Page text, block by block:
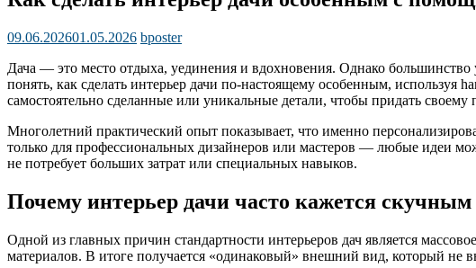
09.06.202601.05.2026 bposter
Дача — это место отдыха, уединения и вдохновения. Однако большинство
понять, как сделать интерьер дачи по-настоящему особенным, используя
самостоятельно сделанные или уникальные детали, чтобы придать своему
Многолетний практический опыт показывает, что именно
только для профессиональных дизайнеров или мастеров — любые идеи
не потребует больших затрат или специальных навыков.
Почему интерьер дачи часто кажется скучным
Одной из главных причин стандартности интерьеров дач является
материалов. В итоге получается «одинаковый» внешний вид, который не